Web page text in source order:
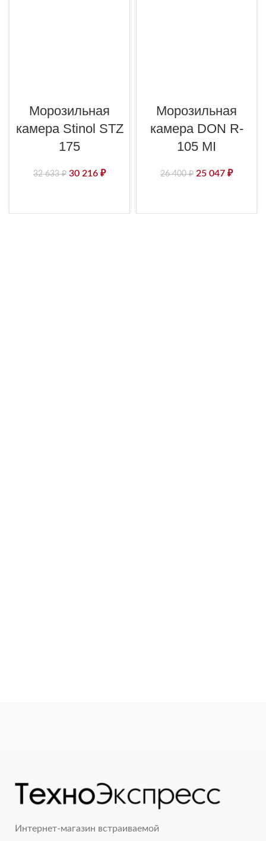
Морозильная
камера Stinol STZ
175
32 633₽ 30 216 ₽
Морозильная
камера DON R-
105 MI
26 400₽ 25 047 ₽
Интернет-магазин встраиваемой